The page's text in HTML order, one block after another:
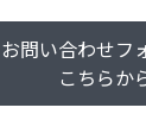
お問い合わせフ
こちらか